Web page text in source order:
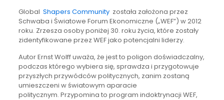
Global Shapers Communityzostała założona przez
Schwaba i Światowe Forum Ekonomiczne („WEF”) w 2012
roku. Zrzesza osoby poniżej 30. roku życia, które zostały
zidentyfikowane przez WEF jako potencjalni liderzy.
Autor Ernst Wolff uważa, że ​​jest to poligon doświadczalny,
podczas którego wybiera się, sprawdza i przygotowuje
przyszłych przywódców politycznych, zanim zostaną
umieszczeni w światowym aparacie
politycznym. Przypomina to program indoktrynacji WEF,